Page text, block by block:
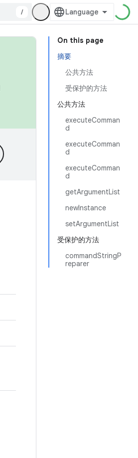
/
On this page
摘要
公共方法
受保护的方法
公共方法
executeComman
d
executeComman
d
executeComman
d
getArgumentList
newInstance
setArgumentList
受保护的方法
commandStringP
reparer